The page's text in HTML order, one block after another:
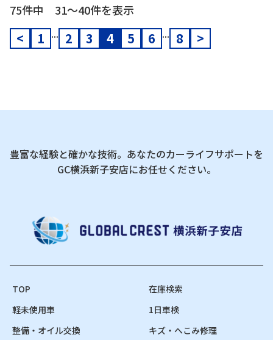
75件中 31〜40件を表示
< 1 ... 2 3 4 5 6 ... 8 >
豊富な経験と確かな技術。あなたのカーライフサポートを
GC横浜新子安店にお任せください。
TOP
在庫検索
軽未使用車
1日車検
整備・オイル交換
キズ・へこみ修理